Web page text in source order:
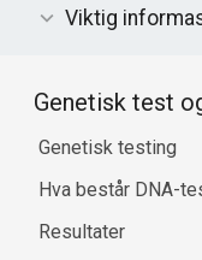
Viktig
Genetisk test
Genetisk testing
Hva består DNA-
Resultater